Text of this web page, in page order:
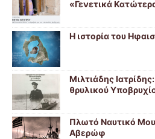
«Γενετικά
Η ιστορία του
Μιλτιάδης
θρυλικού
Πλωτό Ναυτικό
Αβερώφ